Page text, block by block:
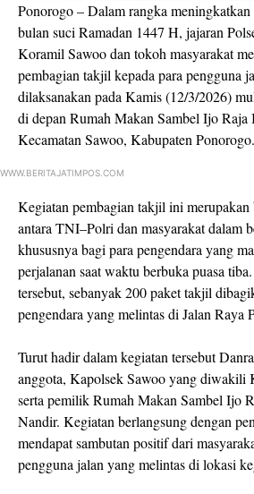
Ponorogo – Dalam rangka
bulan suci Ramadan 1447 H, jajaran
Koramil Sawoo dan tokoh masyarakat
pembagian takjil kepada para pengguna
dilaksanakan pada Kamis (12/3/2026)
di depan Rumah Makan Sambel Ijo Raja
Kecamatan Sawoo, Kabupaten Ponorogo.
WWW.BERITAJATIMPOS.COM
Kegiatan pembagian takjil ini merupakan
antara TNI–Polri dan masyarakat dalam
khususnya bagi para pengendara yang
perjalanan saat waktu berbuka puasa
tersebut, sebanyak 200 paket takjil
pengendara yang melintas di Jalan Raya
Turut hadir dalam kegiatan tersebut
anggota, Kapolsek Sawoo yang diwakili
serta pemilik Rumah Makan Sambel Ijo
Nandir. Kegiatan berlangsung dengan
mendapat sambutan positif dari
pengguna jalan yang melintas di lokasi